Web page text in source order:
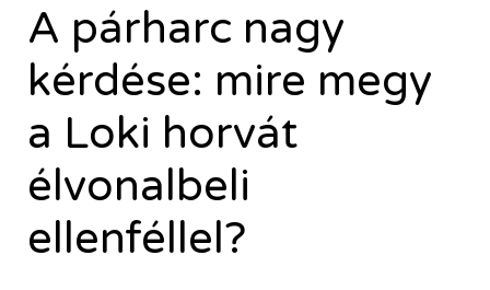
A párharc nagy
kérdése: mire megy
a Loki horvát
élvonalbeli
ellenféllel?